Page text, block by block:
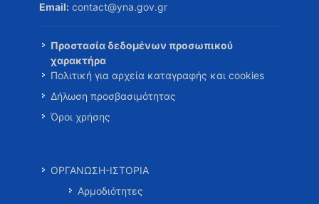
Email: contact@yna.gov.gr
Προστασία δεδομένων προσωπικού
χαρακτήρα
Πολιτική για αρχεία καταγραφής και cookies
Δήλωση προσβασιμότητας
Όροι χρήσης
ΟΡΓΑΝΩΣΗ-ΙΣΤΟΡΙΑ
Αρμοδιότητες